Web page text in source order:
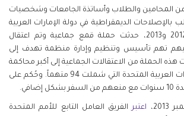
عام 2011، وقع 133 من المحامين والطلاب وأساتذة الجامعات وشخصيات
الديمقراطية في دولة الإمارات العربية
المتحدة. وفي عامي 2012 و2013، حدثت حملة قمع جماعية وتم اعتقال
تهم تأسيس وتنظيم وإدارة منظمة تهدف إلى
هذه الحملة من الاعتقالات الجماعية إلى أكبر محاكمة
جماعية في تاريخ الإمارات العربية المتحدة التي شملت 94 متهماً. وحُكم على
اعتبر الفريق العامل التابع للأمم المتحدة